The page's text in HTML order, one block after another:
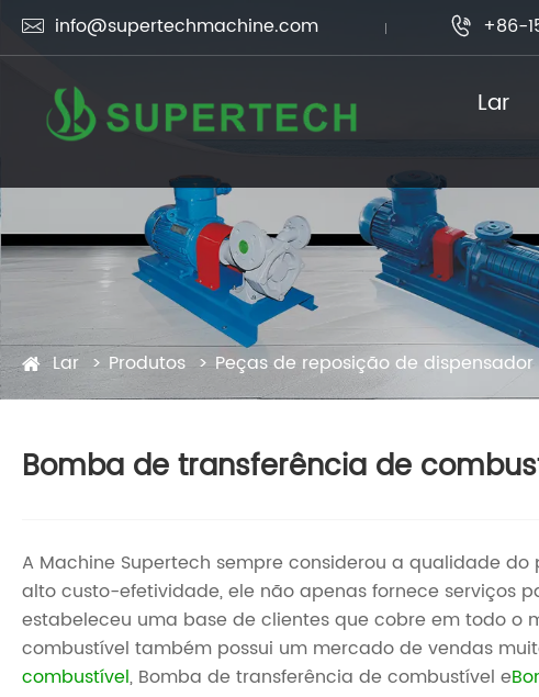
 info@supertechmachine.com  +86-
Lar
Lar Produtos Peças de reposição de
Bomba de transferência de
A Machine Supertech sempre considerou a qualidade
alto custo-efetividade, ele não apenas fornece serviços
estabeleceu uma base de clientes que cobre em todo o
combustível também possui um mercado de vendas
combustível, Bomba de transferência de combustível e